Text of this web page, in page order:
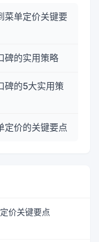
菜单定价关键要
碑的实用策略
碑的5大实用策
定价的关键要点
价关键要点